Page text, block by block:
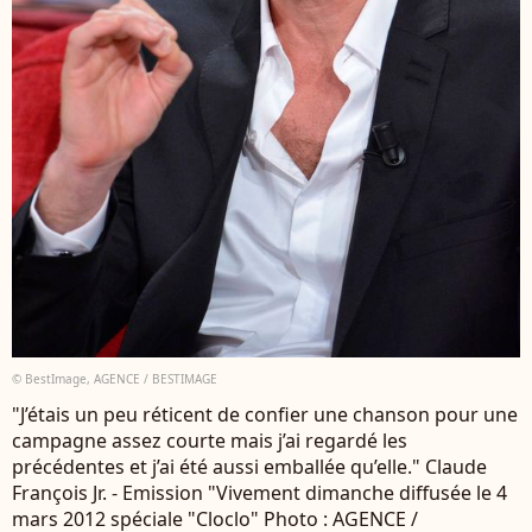
© BestImage, AGENCE / BESTIMAGE
"J’étais un peu réticent de confier une chanson pour une
campagne assez courte mais j’ai regardé les
précédentes et j’ai été aussi emballée qu’elle." Claude
François Jr. - Emission "Vivement dimanche diffusée le 4
mars 2012 spéciale "Cloclo" Photo : AGENCE /